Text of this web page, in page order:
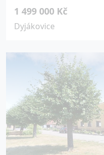
1 499 000 Kč
Dyjákovice